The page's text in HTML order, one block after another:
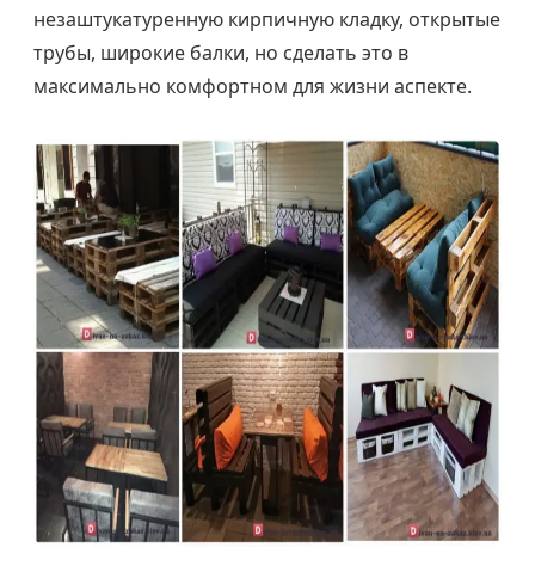
незаштукатуренную кирпичную кладку, открытые
трубы, широкие балки, но сделать это в
максимально комфортном для жизни аспекте.